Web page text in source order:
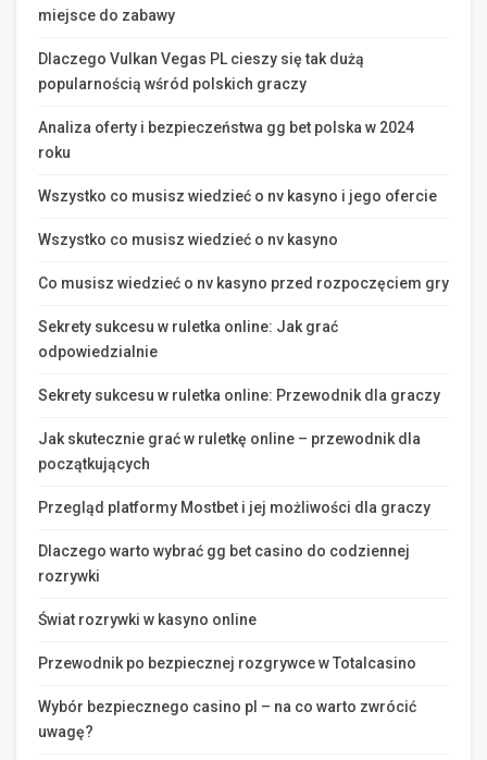
miejsce do zabawy
Dlaczego Vulkan Vegas PL cieszy się tak dużą
popularnością wśród polskich graczy
Analiza oferty i bezpieczeństwa gg bet polska w 2024
roku
Wszystko co musisz wiedzieć o nv kasyno i jego ofercie
Wszystko co musisz wiedzieć o nv kasyno
Co musisz wiedzieć o nv kasyno przed rozpoczęciem gry
Sekrety sukcesu w ruletka online: Jak grać
odpowiedzialnie
Sekrety sukcesu w ruletka online: Przewodnik dla graczy
Jak skutecznie grać w ruletkę online – przewodnik dla
początkujących
Przegląd platformy Mostbet i jej możliwości dla graczy
Dlaczego warto wybrać gg bet casino do codziennej
rozrywki
Świat rozrywki w kasyno online
Przewodnik po bezpiecznej rozgrywce w Totalcasino
Wybór bezpiecznego casino pl – na co warto zwrócić
uwagę?